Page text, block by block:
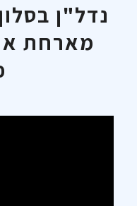
נדל"ן
מארחת